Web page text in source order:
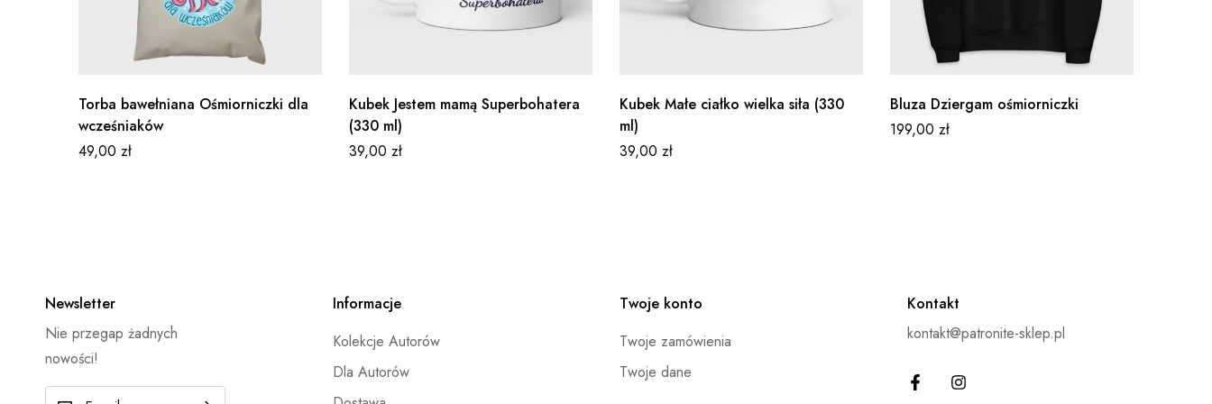
Torba bawełniana Ośmiorniczki dla
wcześniaków
49,00 zł
Kubek Jestem mamą Superbohatera
(330 ml)
39,00 zł
Kubek Małe ciałko wielka siła (330
ml)
39,00 zł
Bluza Dziergam ośmiorniczki
199,00 zł
Newsletter
Nie przegap żadnych
nowości!
Informacje
Kolekcje Autorów
Dla Autorów
Twoje konto
Twoje zamówienia
Twoje dane
Kontakt
kontakt@patronite-sklep.pl